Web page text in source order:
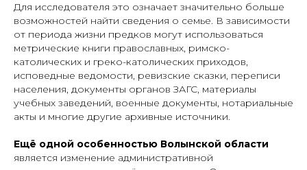
Для исследователя это означает значительно больше
возможностей найти сведения о семье. В зависимости
от периода жизни предков могут использоваться
метрические книги православных, римско-
католических и греко-католических приходов,
исповедные ведомости, ревизские сказки, переписи
населения, документы органов ЗАГС, материалы
учебных заведений, военные документы, нотариальные
акты и многие другие архивные источники.
Ещё одной особенностью Волынской области
является изменение административной